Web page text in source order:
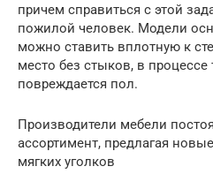
причем справиться с этой
пожилой человек. Модели
можно ставить вплотную к
место без стыков, в
повреждается пол.
Производители мебели
ассортимент, предлагая
мягких уголков